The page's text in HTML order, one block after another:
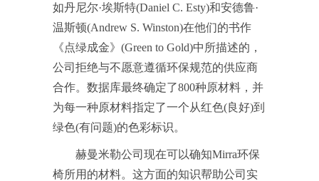
如丹尼尔·埃斯特(Daniel C. Esty)和安德鲁·
温斯顿(Andrew S. Winston)在他们的书作
《点绿成金》(Green to Gold)中所描述的，
公司拒绝与不愿意遵循环保规范的供应商
合作。数据库最终确定了800种原材料，并
为每一种原材料指定了一个从红色(良好)到
绿色(有问题)的色彩标识。
赫曼米勒公司现在可以确知Mirra环保
椅所用的材料。这方面的知识帮助公司实